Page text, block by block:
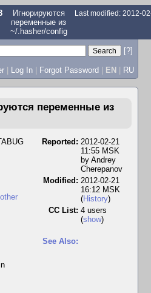
Игнорируются
переменные из
~/.hasher/config
Last modified: 2012-
[?]
| Log In | Forgot Password | EN | RU
переменные из
Reported: 2012-02-21
11:55 MSK
by Andrey
Cherepanov
Modified: 2012-02-21
16:12 MSK
(History)
CC List: 4 users
(show)
See Also: